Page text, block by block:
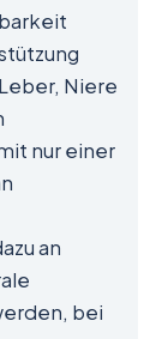
Niere
nur einer
an
bei